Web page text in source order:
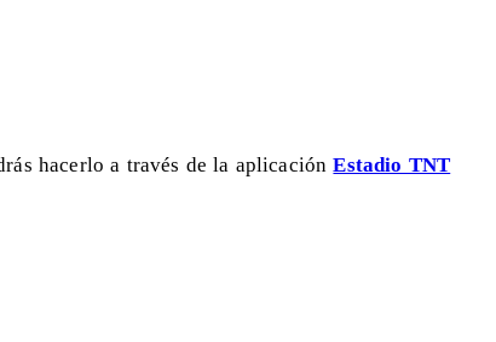
hacerlo a través de la aplicaciónEstadio TNT